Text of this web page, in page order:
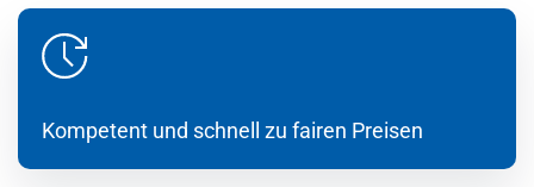
Kompetent und schnell zu fairen Preisen